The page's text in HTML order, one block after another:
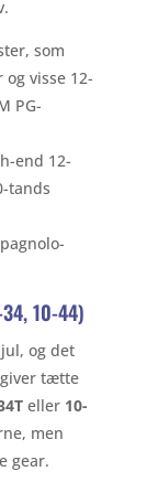
som
visse 12-
PG-
end 12-
tands
34, 10-44)
og det
tætte
eller 10-
men
gear.